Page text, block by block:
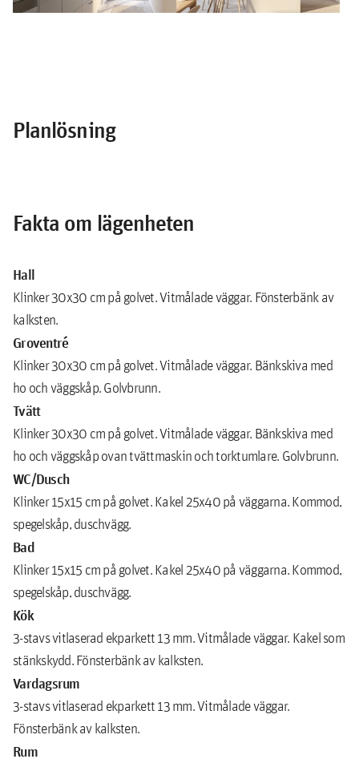
Planlösning
Fakta om lägenheten
Hall
Klinker 30x30 cm på golvet. Vitmålade väggar. Fönsterbänk av
kalksten.
Groventré
Klinker 30x30 cm på golvet. Vitmålade väggar. Bänkskiva med
ho och väggskåp. Golvbrunn.
Tvätt
Klinker 30x30 cm på golvet. Vitmålade väggar. Bänkskiva med
ho och väggskåp ovan tvättmaskin och torktumlare. Golvbrunn.
WC/Dusch
Klinker 15x15 cm på golvet. Kakel 25x40 på väggarna. Kommod,
spegelskåp, duschvägg.
Bad
Klinker 15x15 cm på golvet. Kakel 25x40 på väggarna. Kommod,
spegelskåp, duschvägg.
Kök
3-stavs vitlaserad ekparkett 13 mm. Vitmålade väggar. Kakel som
stänkskydd. Fönsterbänk av kalksten.
Vardagsrum
3-stavs vitlaserad ekparkett 13 mm. Vitmålade väggar.
Fönsterbänk av kalksten.
Rum